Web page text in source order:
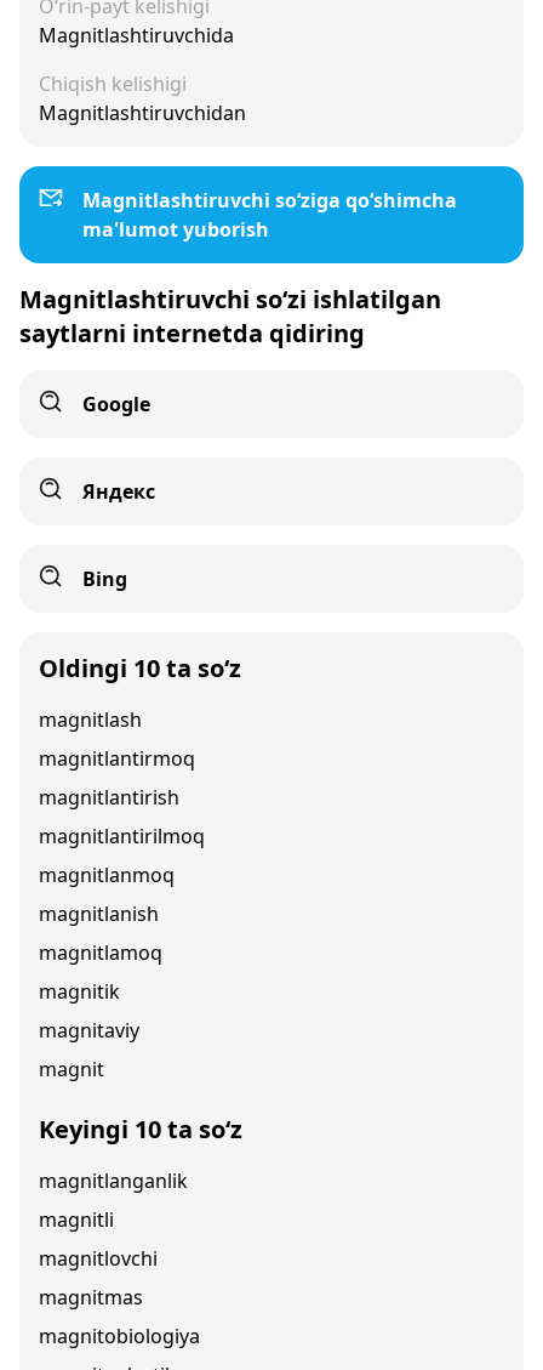
O‘rin-payt kelishigi
Magnitlashtiruvchida
Chiqish kelishigi
Magnitlashtiruvchidan
Magnitlashtiruvchi so‘ziga qo‘shimcha
ma'lumot yuborish
Magnitlashtiruvchi so‘zi ishlatilgan
saytlarni internetda qidiring
Google
Яндекс
Bing
Oldingi 10 ta so‘z
magnitlash
magnitlantirmoq
magnitlantirish
magnitlantirilmoq
magnitlanmoq
magnitlanish
magnitlamoq
magnitik
magnitaviy
magnit
Keyingi 10 ta so‘z
magnitlanganlik
magnitli
magnitlovchi
magnitmas
magnitobiologiya